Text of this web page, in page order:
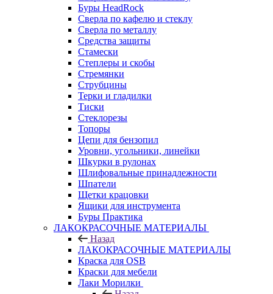
Буры HeadRock
Сверла по кафелю и стеклу
Сверла по металлу
Средства защиты
Стамески
Степлеры и скобы
Стремянки
Струбцины
Терки и гладилки
Тиски
Стеклорезы
Топоры
Цепи для бензопил
Уровни, угольники, линейки
Шкурки в рулонах
Шлифовальные принадлежности
Шпатели
Щетки крацовки
Ящики для инструмента
Буры Практика
ЛАКОКРАСОЧНЫЕ МАТЕРИАЛЫ
Назад
ЛАКОКРАСОЧНЫЕ МАТЕРИАЛЫ
Краска для OSB
Краски для мебели
Лаки Морилки